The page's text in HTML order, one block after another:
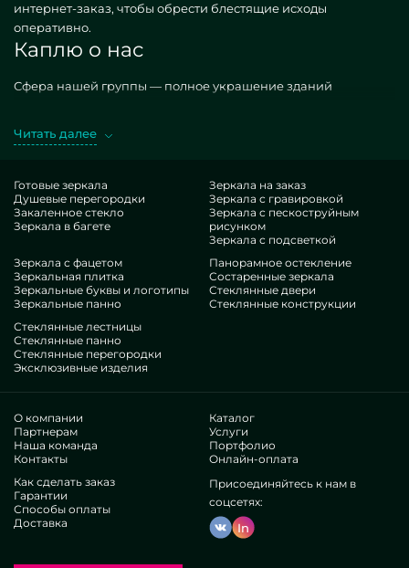
интернет-заказ, чтобы обрести блестящие исходы
оперативно.
Каплю о нас
Сфера нашей группы — полное украшение зданий
индивидуальному поручению. Показательный
Предпочитая аналогичные единицы в производстве
MILONYA, вы бесспорно чувствуете, что это идеальный
артикул, с рациональной ценой, не поддающийся схожим
заменителям. Если вы намереваетесь прокачать свои
жилплощади, подбавить им гламура, своеобразия,
наверняка посмотрите наши конструкции, от деревянных
перегородок для ванной и до множественных решений.
Плюсы нашей группы
В нашем коллективе — инженеры крайне бессчетных
специальностей. У всех прекрасный навык, что
удовлетворит даже дотошных контрагентов. Упорно корпят
над развитием инженерных познаний, учитывают, как
ориентироваться в хитрых ситуациях. Сделают и установят
Перегородки из дерева для ванной комплексно.
отдельных заказчиков. Изобилие позитивных рецензий
—утвердитесь самолично.
Трудимся без агентов, это помогает развивать
производственные процессы, изготавливать все
Читать далее
Готовые зеркала
Душевые перегородки
Закаленное стекло
Зеркала в багете
Зеркала на заказ
Зеркала с гравировкой
Зеркала с пескоструйным
рисунком
Зеркала с подсветкой
Зеркала с фацетом
Зеркальная плитка
Зеркальные буквы и логотипы
Зеркальные панно
Панорамное остекление
Состаренные зеркала
Стеклянные двери
Стеклянные конструкции
Стеклянные лестницы
Стеклянные панно
Стеклянные перегородки
Эксклюзивные изделия
О компании
Партнерам
Наша команда
Контакты
Каталог
Услуги
Портфолио
Онлайн-оплата
Как сделать заказ
Гарантии
Способы оплаты
Доставка
Присоединяйтесь к нам в
соцсетях:
In